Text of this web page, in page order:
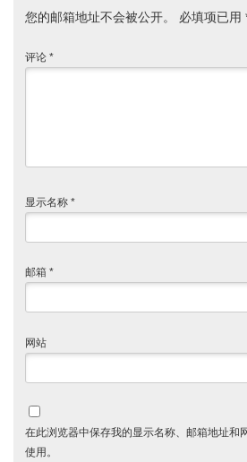
您的邮箱地址不会被公开。 必填项已用
评论 *
显示名称 *
邮箱 *
网站
在此浏览器中保存我的显示名称、邮箱地址和
使用。